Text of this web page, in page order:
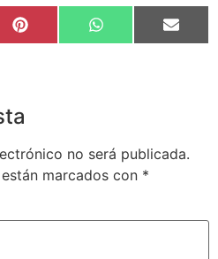
Pinterest WhatsApp Email
no será publicada.
marcados con *